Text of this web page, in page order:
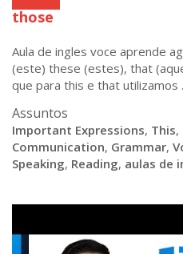
those
Aula de ingles voce aprende
(este) these (estes), that
que para this e that utilizamos
Assuntos
Important Expressions, This,
Communication, Grammar,
Speaking, Reading, aulas de